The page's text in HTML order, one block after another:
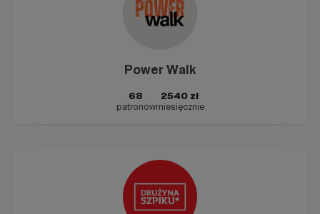
Power Walk
68
patronów
2540 zł
miesięcznie